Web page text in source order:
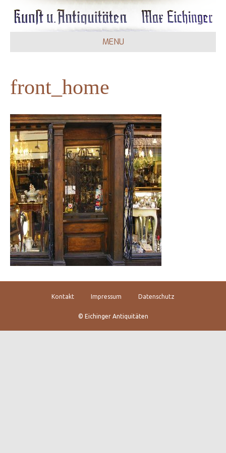
MENU
front_home
Kontakt Impressum Datenschutz
© Eichinger Antiquitäten